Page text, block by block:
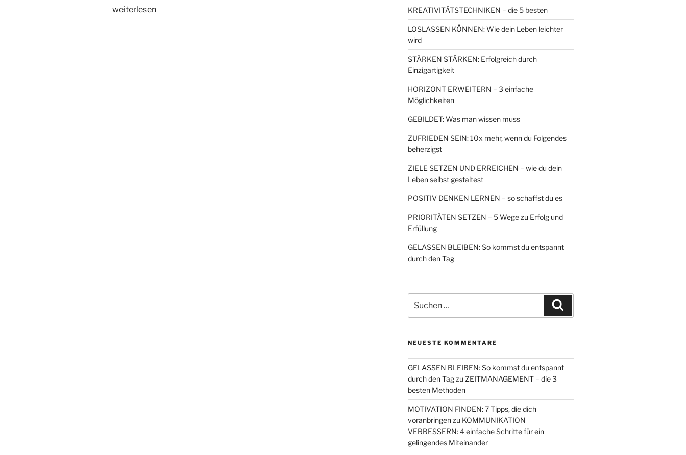
„URLAUB
weiterlesen KREATIVITÄTSTECHNIKEN – die 5 besten
LOSLASSEN KÖNNEN: Wie dein Leben leichter
wird
STÄRKEN STÄRKEN: Erfolgreich durch
Einzigartigkeit
HORIZONT ERWEITERN – 3 einfache
Möglichkeiten
GEBILDET: Was man wissen muss
ZUFRIEDEN SEIN: 10x mehr, wenn du Folgendes
beherzigst
ZIELE SETZEN UND ERREICHEN – wie du dein
Leben selbst gestaltest
POSITIV DENKEN LERNEN – so schaffst du es
PRIORITÄTEN SETZEN – 5 Wege zu Erfolg und
Erfüllung
GELASSEN BLEIBEN: So kommst du entspannt
durch den Tag
nach:
NEUESTE KOMMENTARE
GELASSEN BLEIBEN: So kommst du entspannt
durch den Tagzu ZEITMANAGEMENT – die 3
besten Methoden
MOTIVATION FINDEN: 7 Tipps, die dich
voranbringenzu KOMMUNIKATION
VERBESSERN: 4 einfache Schritte für ein
gelingendes Miteinander